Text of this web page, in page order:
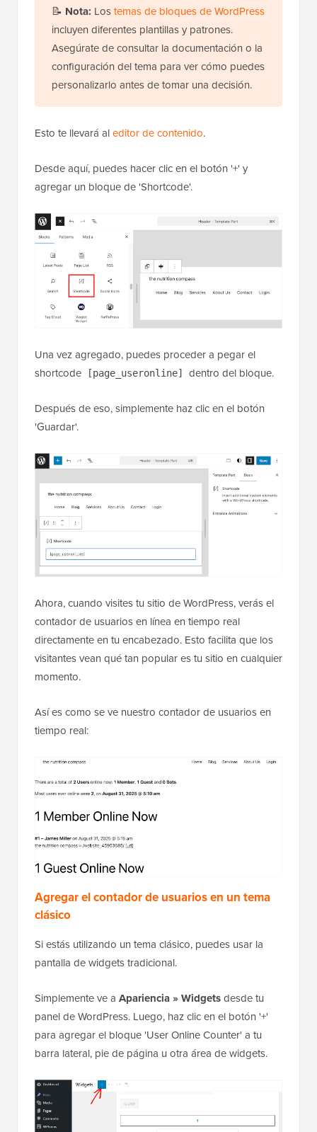
📝 Nota: Lostemas de bloques de WordPress
incluyen diferentes plantillas y patrones.
Asegúrate de consultar la documentación o la
configuración del tema para ver cómo puedes
personalizarlo antes de tomar una decisión.
Esto te llevará aleditor de contenido.
Desde aquí, puedes hacer clic en el botón '+' y
agregar un bloque de 'Shortcode'.
Una vez agregado, puedes proceder a pegar el
shortcode
[page_useronline] dentro del bloque.
Después de eso, simplemente haz clic en el botón
'Guardar'.
Ahora, cuando visites tu sitio de WordPress, verás el
contador de usuarios en línea en tiempo real
directamente en tu encabezado. Esto facilita que los
visitantes vean qué tan popular es tu sitio en cualquier
momento.
Así es como se ve nuestro contador de usuarios en
tiempo real:
Agregar el contador de usuarios en un tema
clásico
Si estás utilizando un tema clásico, puedes usar la
pantalla de widgets tradicional.
Simplemente ve a Apariencia » Widgetsdesde tu
panel de WordPress. Luego, haz clic en el botón '+'
para agregar el bloque 'User Online Counter' a tu
barra lateral, pie de página u otra área de widgets.